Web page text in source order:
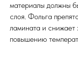
материалы должны
слоя. Фольга
ламината и снижает
повышению